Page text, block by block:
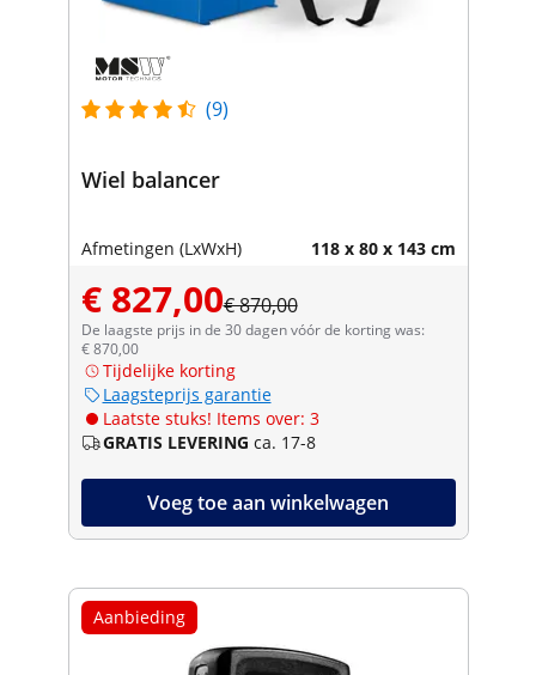
(9)
Wiel balancer
Afmetingen (LxWxH) 118 x 80 x 143 cm
€ 827,00€ 870,00
De laagste prijs in de 30 dagen vóór de korting was:
€ 870,00
Tijdelijke korting
Laagsteprijs garantie
Laatste stuks! Items over: 3
GRATIS LEVERING ca. 17-8
Voeg toe aan winkelwagen
Aanbieding